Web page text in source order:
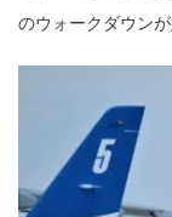
のウォークダウンが